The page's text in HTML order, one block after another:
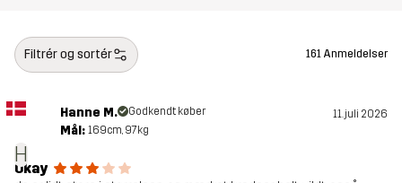
Filtrér og sortér 161 Anmeldelser
H
Hanne M. Godkendt køber 11. juli 2026
Mål: 169cm, 97kg
Okay